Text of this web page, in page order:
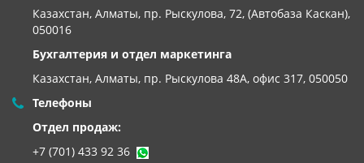
Казахстан, Алматы, пр. Рыскулова, 72, (Автобаза Каскан),
050016
Бухгалтерия и отдел маркетинга
Казахстан, Алматы, пр. Рыскулова 48А, офис 317, 050050
Телефоны
Отдел продаж:
+7 (701) 433 92 36